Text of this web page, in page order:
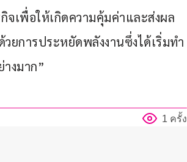
จเพื่อให้เกิดความคุ้มค่าและส่งผล
ยการประหยัดพลังงานซึ่งได้เริ่มทำ
งมาก”
1 ครั้ง